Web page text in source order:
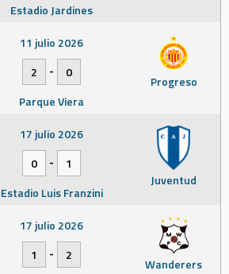
Estadio Jardines
Progreso
11 julio 2026
2
-
0
Parque Viera
Juventud
17 julio 2026
0
-
1
Estadio Luis Franzini
Wanderers
17 julio 2026
1
-
2